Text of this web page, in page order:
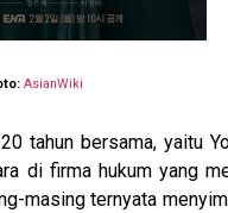
AsianWiki
tahun bersama, yaitu
di firma hukum yang
masing ternyata